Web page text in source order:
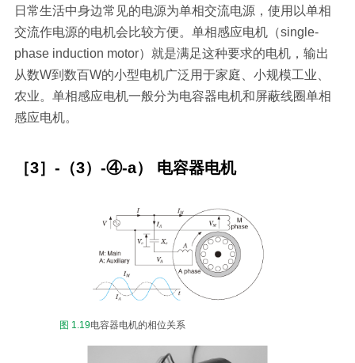
日常生活中身边常见的电源为单相交流电源，使用以单相
交流作电源的电机会比较方便。单相感应电机（single-
phase induction motor）就是满足这种要求的电机，输出
从数W到数百W的小型电机广泛用于家庭、小规模工业、
农业。单相感应电机一般分为电容器电机和屏蔽线圈单相
感应电机。
［3］-（3）-④-a） 电容器电机
图 1.19电容器电机的相位关系